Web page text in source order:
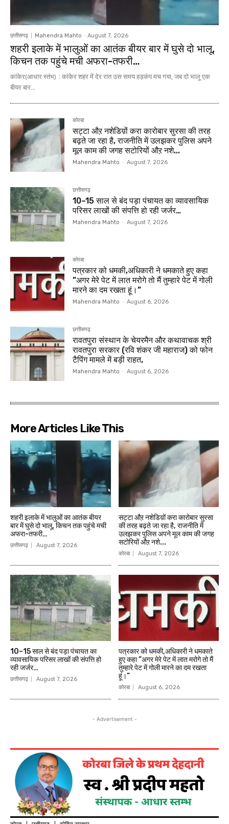
छत्तीसगढ़ Mahendra Mahto - August 7, 2026
शहरी इलाके में भालुओं का आतंक बीयर बार में घुसे दो भालू,
किचन तक पहुंचे मची अफरा-तफरी…
कांकेर(आधार स्तंभ) : कांकेर शहर में देर रात उस समय हड़कंप मच गया, जब दो भालू एक
बीयर बार...
कोरबा
सट्टा औऱ नशेडिय़ों करा कारोबार सुरसा की तरह
बढ़ते जा रहा है, राजनीति में उलझकर पुलिस अपने
मूल काम की जगह सटोरियों औऱ नशे...
Mahendra Mahto - August 7, 2026
छत्तीसगढ़
10–15 साल से बंद पड़ा पंचायत का व्यावसायिक
परिसर लाखों की संपत्ति हो रही जर्जर…
Mahendra Mahto - August 7, 2026
कोरबा
पत्रकार को धमकी,अधिकारी ने धमकाते हुए कहा
”अगर मेरे पेट में लात मरोगे तो मैं तुम्हारे पेट में गोली
मारने का दम रखता हूं।”
Mahendra Mahto - August 6, 2026
छत्तीसगढ़
रावतपुरा संस्थान के चेयरमैन और कथावाचक श्री
रावतपुरा सरकार (रवि शंकर जी महाराज) को फोन
टैपिंग मामले में बड़ी राहत,
Mahendra Mahto - August 6, 2026
More Articles Like This
शहरी इलाके में भालुओं का आतंक बीयर
बार में घुसे दो भालू, किचन तक पहुंचे मची
अफरा-तफरी…
छत्तीसगढ़ August 7, 2026
सट्टा औऱ नशेडिय़ों करा कारोबार सुरसा
की तरह बढ़ते जा रहा है, राजनीति में
उलझकर पुलिस अपने मूल काम की जगह
सटोरियों औऱ नशे...
कोरबा August 7, 2026
10–15 साल से बंद पड़ा पंचायत का
व्यावसायिक परिसर लाखों की संपत्ति हो
रही जर्जर…
छत्तीसगढ़ August 7, 2026
पत्रकार को धमकी,अधिकारी ने धमकाते
हुए कहा ”अगर मेरे पेट में लात मरोगे तो मैं
तुम्हारे पेट में गोली मारने का दम रखता
हूं।”
कोरबा August 6, 2026
- Advertisement -